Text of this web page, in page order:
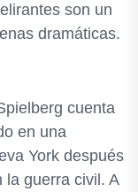
son un
dramáticas.
cuenta
en una
York después
la guerra civil. A